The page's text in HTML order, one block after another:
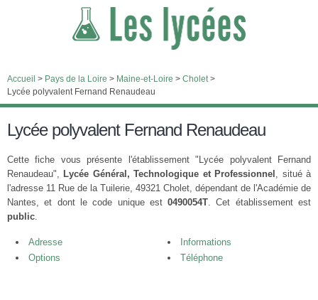
Accueil > Pays de la Loire > Maine-et-Loire > Cholet>
Lycée polyvalent Fernand Renaudeau
Lycée polyvalent Fernand Renaudeau
Cette fiche vous présente l'établissement "Lycée polyvalent Fernand
Renaudeau", Lycée Général, Technologique et Professionnel , situé à
l'adresse 11 Rue de la Tuilerie, 49321 Cholet, dépendant de l'Académie de
Nantes, et dont le code unique est0490054T. Cet établissement est
public.
Adresse
Informations
Options
Téléphone